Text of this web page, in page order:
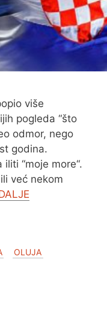
više
pogleda “što
odmor, nego
godina.
“moje more“.
već nekom
OLUJA